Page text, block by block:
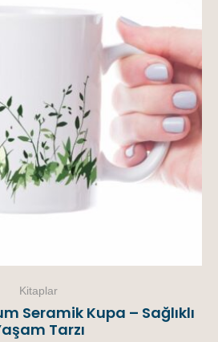
Kitaplar
Seramik Kupa – Sağlıklı
Tarzı